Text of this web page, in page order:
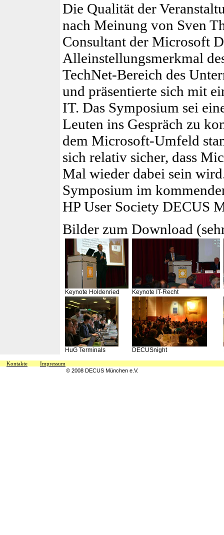
Die Qualität der
nach Meinung von Sven
Consultant der Microsoft
Alleinstellungs­merkmal
TechNet-Bereich des
und präsentierte sich mit
IT. Das Symposium sei
Leuten ins Gespräch zu
dem Microsoft-Umfeld
sich relativ sicher, dass
Mal wieder dabei sein
Symposium im
HP User Society DECUS
Bilder zum Download
Keynote Holdenried Keynote IT-Recht
HuG Terminals DECUSnight
Kontakte
Impressum
© 2008 DECUS München e.V.